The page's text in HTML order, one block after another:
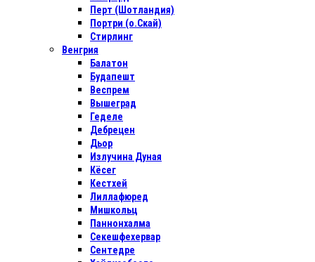
Перт (Шотландия)
Портри (о.Скай)
Стирлинг
Венгрия
Балатон
Будапешт
Веспрем
Вышеград
Геделе
Дебрецен
Дьор
Излучина Дуная
Кёсег
Кестхей
Лиллафюред
Мишкольц
Паннонхалма
Секешфехервар
Сентедре